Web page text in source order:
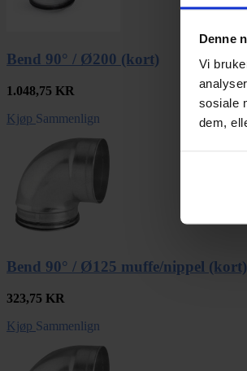
Denne
Vi
sosiale
dem,
Bend 90° / Ø200 (kort)
1.048,75 KR
Kjøp Sammenlign
Bend 90° / Ø125 muffe/nippel (kort)
323,75 KR
Kjøp Sammenlign